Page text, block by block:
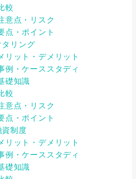
較
意点・リスク
点・ポイント
タリング
リット・デメリット
例・ケーススタディ
礎知識
較
意点・リスク
点・ポイント
資制度
リット・デメリット
例・ケーススタディ
礎知識